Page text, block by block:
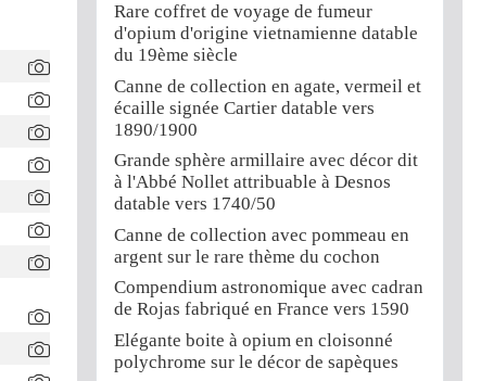
Rare coffret de voyage de fumeur
d'opium d'origine vietnamienne datable
du 19ème siècle
Canne de collection en agate, vermeil et
écaille signée Cartier datable vers
1890/1900
Grande sphère armillaire avec décor dit
à l'Abbé Nollet attribuable à Desnos
datable vers 1740/50
Canne de collection avec pommeau en
argent sur le rare thème du cochon
Compendium astronomique avec cadran
de Rojas fabriqué en France vers 1590
Elégante boite à opium en cloisonné
polychrome sur le décor de sapèques